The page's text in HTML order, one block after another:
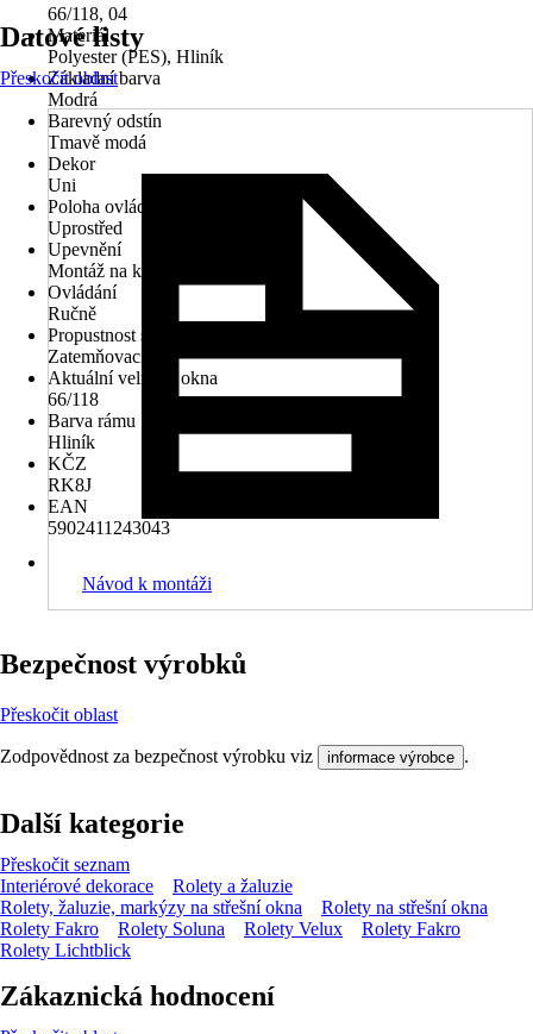
66/118, 04
Materiál
Polyester (PES), Hliník
Základní barva
Modrá
Barevný odstín
Tmavě modá
Dekor
Uni
Poloha ovládacího mechanismu
Uprostřed
Upevnění
Montáž na křídlo
Ovládání
Ručně
Propustnost světla
Zatemňovací
Aktuální velikost okna
66/118
Barva rámu
Hliník
KČZ
RK8J
EAN
5902411243043
Datové listy
Přeskočit oblast
Návod k montáži
Bezpečnost výrobků
Přeskočit oblast
Zodpovědnost za bezpečnost výrobku viz informace výrobce .
Další kategorie
Přeskočit seznam
Interiérové dekorace
Rolety a žaluzie
Rolety, žaluzie, markýzy na střešní okna
Rolety na střešní okna
Rolety Fakro
Rolety Soluna Rolety Velux
Rolety Fakro
Rolety Lichtblick
Zákaznická hodnocení